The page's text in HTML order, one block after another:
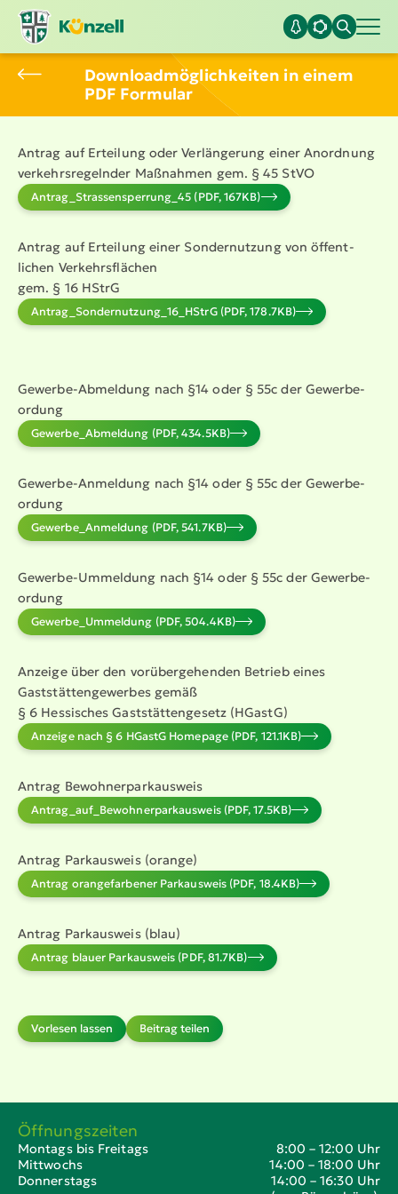
Öffnungszeiten
Montags bis Freitags
8:00 – 12:00 Uhr
Mittwochs
14:00 – 18:00 Uhr
Donnerstags
14:00 – 16:30 Uhr
Download­mög­lich­keiten in einem
PDF Formular
Antrag auf Erteilung oder Verlän­gerung einer Anordnung
verkehrs­re­gelnder Maßnahmen gem. § 45 StVO
Antrag_Stras­sen­sper­rung_45 (PDF, 167KB)
Antrag auf Erteilung einer Sonder­nutzung von öffent­
lichen Verkehrs­flächen
gem. § 16 HStrG
Antrag_­Son­der­nut­zung_16_HStrG (PDF, 178.7KB)
Gewerbe-Abmeldung nach §14 oder § 55c der Gewer­be­
ordung
Gewer­be_­Ab­meldung (PDF, 434.5KB)
Gewerbe-Anmeldung nach §14 oder § 55c der Gewer­be­
ordung
Gewer­be_­An­meldung (PDF, 541.7KB)
Gewerbe-Ummeldung nach §14 oder § 55c der Gewer­be­
ordung
Gewer­be_Um­meldung (PDF, 504.4KB)
Anzeige über den vorüber­ge­henden Betrieb eines
Gaststät­ten­ge­werbes gemäß
§ 6 Hessisches Gaststät­ten­gesetz (HGastG)
Anzeige nach § 6 HGastG Homepage (PDF, 121.1KB)
Antrag Bewoh­ner­par­k­ausweis
Antrag_auf­_­Be­woh­ner­par­k­ausweis (PDF, 17.5KB)
Antrag Parkausweis (orange)
Antrag orange­far­bener Parkausweis (PDF, 18.4KB)
Antrag Parkausweis (blau)
Antrag blauer Parkausweis (PDF, 81.7KB)
Vorlesen lassen Beitrag teilen